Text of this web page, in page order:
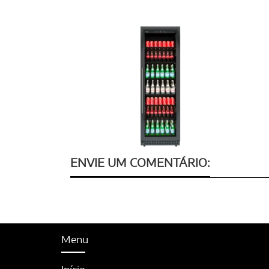
ENVIE UM COMENTÁRIO:
Menu